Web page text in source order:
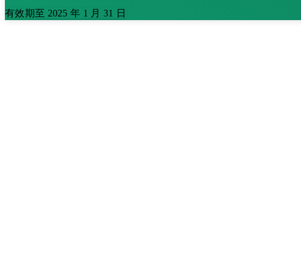
有效期至 2025 年 1 月 31 日